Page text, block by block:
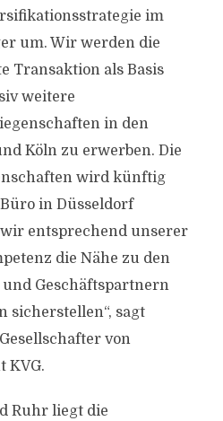
im
um. Wir werden die
Transaktion als Basis
weitere
in den
Köln zu erwerben. Die
wird künftig
in Düsseldorf
entsprechend unserer
die Nähe zu den
Geschäftspartnern
sicherstellen“, sagt
von
KVG.
Ruhr liegt die